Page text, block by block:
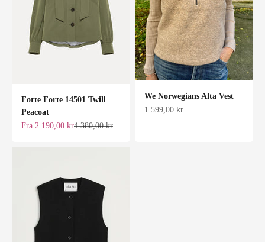
Forte Forte 14501 Twill
Peacoat
Salgspris
Fra 2.190,00 krNormalpris
4.380,00 kr
We Norwegians Alta Vest
Salgspris
1.599,00 kr